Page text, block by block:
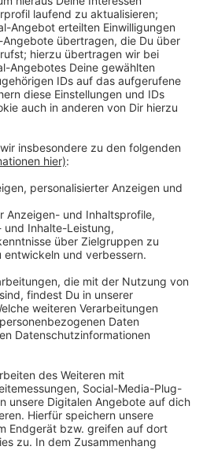
ihre
Das war zum Beispiel
so und auch in Emsdetten
geschlossen wurde.
als Hebamme
mit Risiken verbunden ist.
wir schon von den Landärzten
bescheiden: Wenn ich mich als
ohne Kollegen um
bin ich rund um die Uhr in
arbeiten Hebammen oft in
Außerdem haben Hebammen in
gegründet, um sich
und um werdenden Eltern
zu erleichtern.
aus Greven über ihre
Gespräch hörst Du im